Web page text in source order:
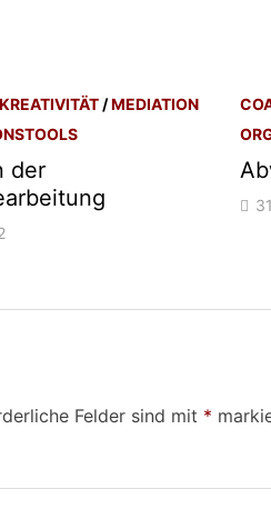
KREATIVITÄT/MEDIATION
der
Felder sind mit *